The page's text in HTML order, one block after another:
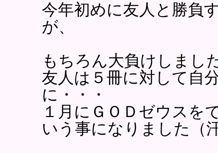
今年初めに友人と勝負
が、
もちろん大負けしまし
友人は５冊に対して自
に・・・
１月にＧＯＤゼウスを
いう事になりました（